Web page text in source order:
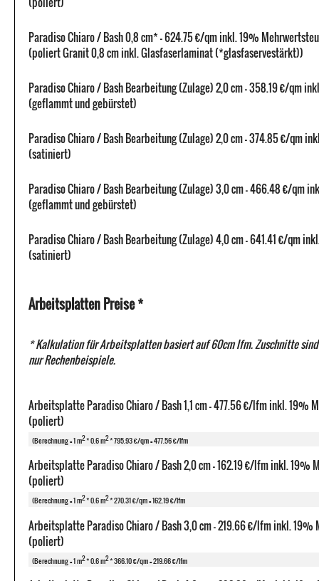
Paradiso Chiaro / Bash 0,8 cm* - 624.75 €/qm inkl. 19%
(poliert Granit 0,8 cm inkl. Glasfaserlaminat (*glasfaservestärkt))
Paradiso Chiaro / Bash Bearbeitung (Zulage) 2,0 cm - 358.19 €/qm
(geflammt und gebürstet)
Paradiso Chiaro / Bash Bearbeitung (Zulage) 2,0 cm - 374.85 €/qm
(satiniert)
Paradiso Chiaro / Bash Bearbeitung (Zulage) 3,0 cm - 466.48 €/qm
(geflammt und gebürstet)
Paradiso Chiaro / Bash Bearbeitung (Zulage) 4,0 cm - 641.41 €/qm
(satiniert)
Arbeitsplatten Preise *
* Kalkulation für Arbeitsplatten basiert auf 60cm lfm. Zuschnitte
nur Rechenbeispiele.
Arbeitsplatte Paradiso Chiaro / Bash 1,1 cm - 477.56 €/lfm inkl. 19%
(poliert)
(Berechnung = 1 m2* 0.6 m2* 795.93 €/qm = 477.56 €/lfm
Arbeitsplatte Paradiso Chiaro / Bash 2,0 cm - 162.19 €/lfm inkl. 19%
(poliert)
(Berechnung = 1 m2* 0.6 m2* 270.31 €/qm = 162.19 €/lfm
Arbeitsplatte Paradiso Chiaro / Bash 3,0 cm - 219.66 €/lfm inkl. 19%
(poliert)
(Berechnung = 1 m2* 0.6 m2* 366.10 €/qm = 219.66 €/lfm